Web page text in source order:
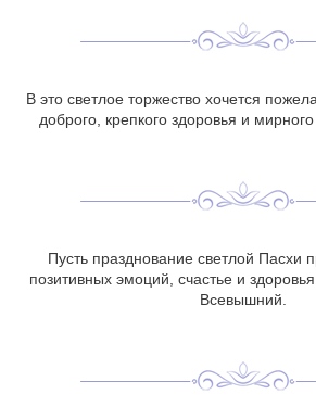
В это светлое торжество хочется
доброго, крепкого здоровья и
Пусть празднование светлой Пасхи
позитивных эмоций, счастье и
Всевышний.